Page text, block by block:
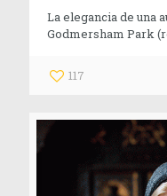
La elegancia de una
Godmersham Park
117